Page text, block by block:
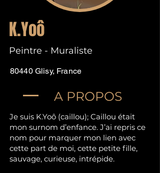
K.Yoô
Peintre - Muraliste
80440 Glisy, France
A PROPOS
Je suis K.Yoô (caillou); Caillou était
mon surnom d’enfance. J’ai repris ce
nom pour marquer mon lien avec
cette part de moi, cette petite fille,
sauvage, curieuse, intrépide.